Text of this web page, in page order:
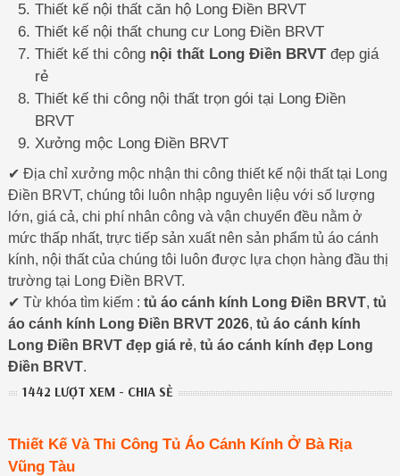
Thiết kế nội thất căn hộ Long Điền BRVT
Thiết kế nội thất chung cư Long Điền BRVT
Thiết kế thi công nội thất Long Điền BRVTđẹp giá
rẻ
Thiết kế thi công nội thất trọn gói tại Long Điền
BRVT
Xưởng mộc Long Điền BRVT
✔ Địa chỉ xưởng mộc nhận thi công thiết kế nội thất tại Long
Điền BRVT, chúng tôi luôn nhập nguyên liệu với số lượng
lớn, giá cả, chi phí nhân công và vận chuyển đều nằm ở
mức thấp nhất, trực tiếp sản xuất nên sản phẩm tủ áo cánh
kính, nội thất của chúng tôi luôn được lựa chọn hàng đầu thị
trường tại Long Điền BRVT.
✔ Từ khóa tìm kiếm : tủ áo cánh kính Long Điền BRVT, tủ
áo cánh kính Long Điền BRVT 2026, tủ áo cánh kính
Long Điền BRVT đẹp giá rẻ, tủ áo cánh kính đẹp Long
Điền BRVT.
1442 LƯỢT XEM - CHIA SẺ
Thiết Kế Và Thi Công Tủ Áo Cánh Kính Ở Bà Rịa
Vũng Tàu